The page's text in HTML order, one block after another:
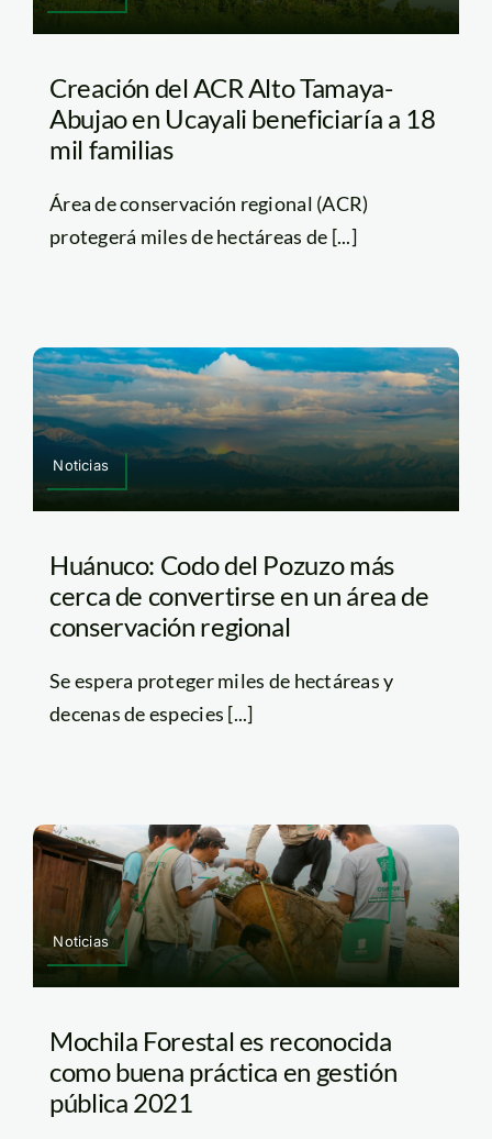
Creación del ACR Alto Tamaya-
Abujao en Ucayali beneficiaría a 18
mil familias
Área de conservación regional (ACR)
protegerá miles de hectáreas de [...]
Noticias
Huánuco: Codo del Pozuzo más
cerca de convertirse en un área de
conservación regional
Se espera proteger miles de hectáreas y
decenas de especies [...]
Noticias
Mochila Forestal es reconocida
como buena práctica en gestión
pública 2021